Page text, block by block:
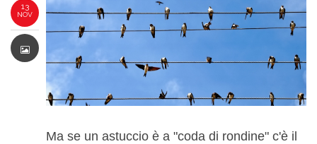
13
NOV
Ma se un astuccio è a "coda di rondine" c'è il